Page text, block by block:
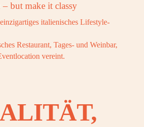
– but make it classy
italienisches Lifestyle-
Restaurant, Tages- und Weinbar,
vereint.